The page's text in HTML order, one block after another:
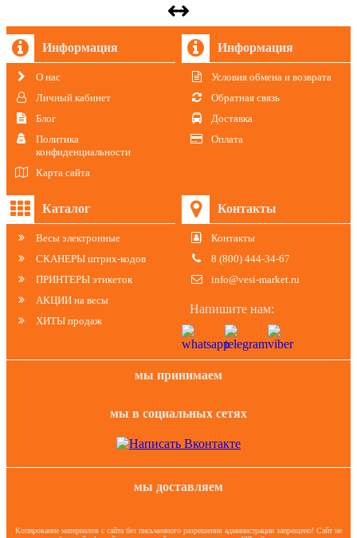
Информация
О нас
Личный кабинет
Блог
Политика
конфиденциальности
Карта сайта
Информация
Условия обмена и возврата
Обратная связь
Доставка
Оплата
Каталог
Весы электронные
СКАНЕРЫ штрих-кодов
ПРИНТЕРЫ этикеток
АКЦИИ на весы
ХИТЫ продаж
Контакты
Контакты
8 (800) 444-34-67
info@vesi-market.ru
Напишите нам:
мы принимаем
мы в социальных сетях
мы доставляем
Копирование материалов с сайта без письменного разрешения администрации запрещено! Сайт не